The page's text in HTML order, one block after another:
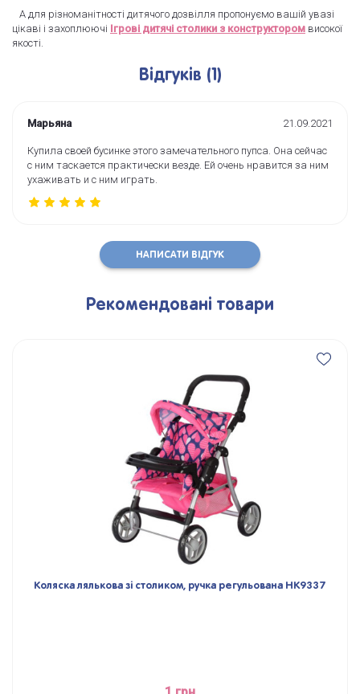
А для різноманітності дитячого дозвілля пропонуємо вашій увазі
цікаві і захоплюючі Ігрові дитячі столики з конструктором високої
якості.
Відгуків (1)
Марьяна 21.09.2021
Купила своей бусинке этого замечательного пупса. Она сейчас
с ним таскается практически везде. Ей очень нравится за ним
ухаживать и с ним играть.
НАПИСАТИ ВІДГУК
Рекомендовані товари
Коляска лялькова зі столиком, ручка регульована HK9337